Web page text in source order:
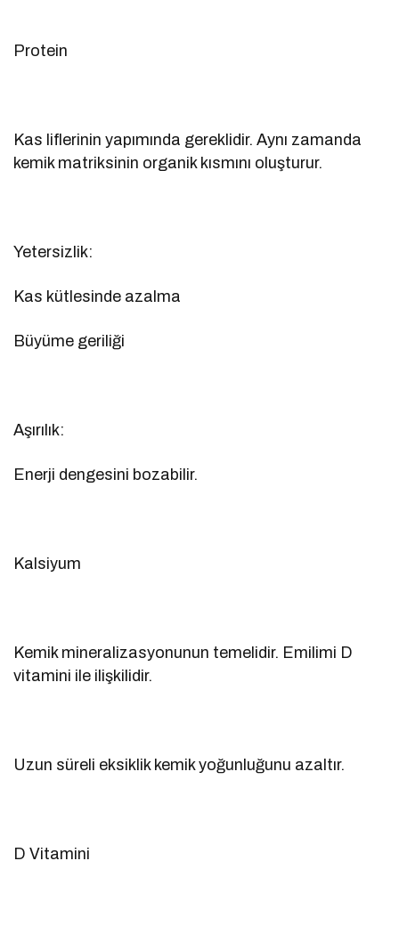
Protein
Kas liflerinin yapımında gereklidir. Aynı zamanda
kemik matriksinin organik kısmını oluşturur.
Yetersizlik:
Kas kütlesinde azalma
Büyüme geriliği
Aşırılık:
Enerji dengesini bozabilir.
Kalsiyum
Kemik mineralizasyonunun temelidir. Emilimi D
vitamini ile ilişkilidir.
Uzun süreli eksiklik kemik yoğunluğunu azaltır.
D Vitamini